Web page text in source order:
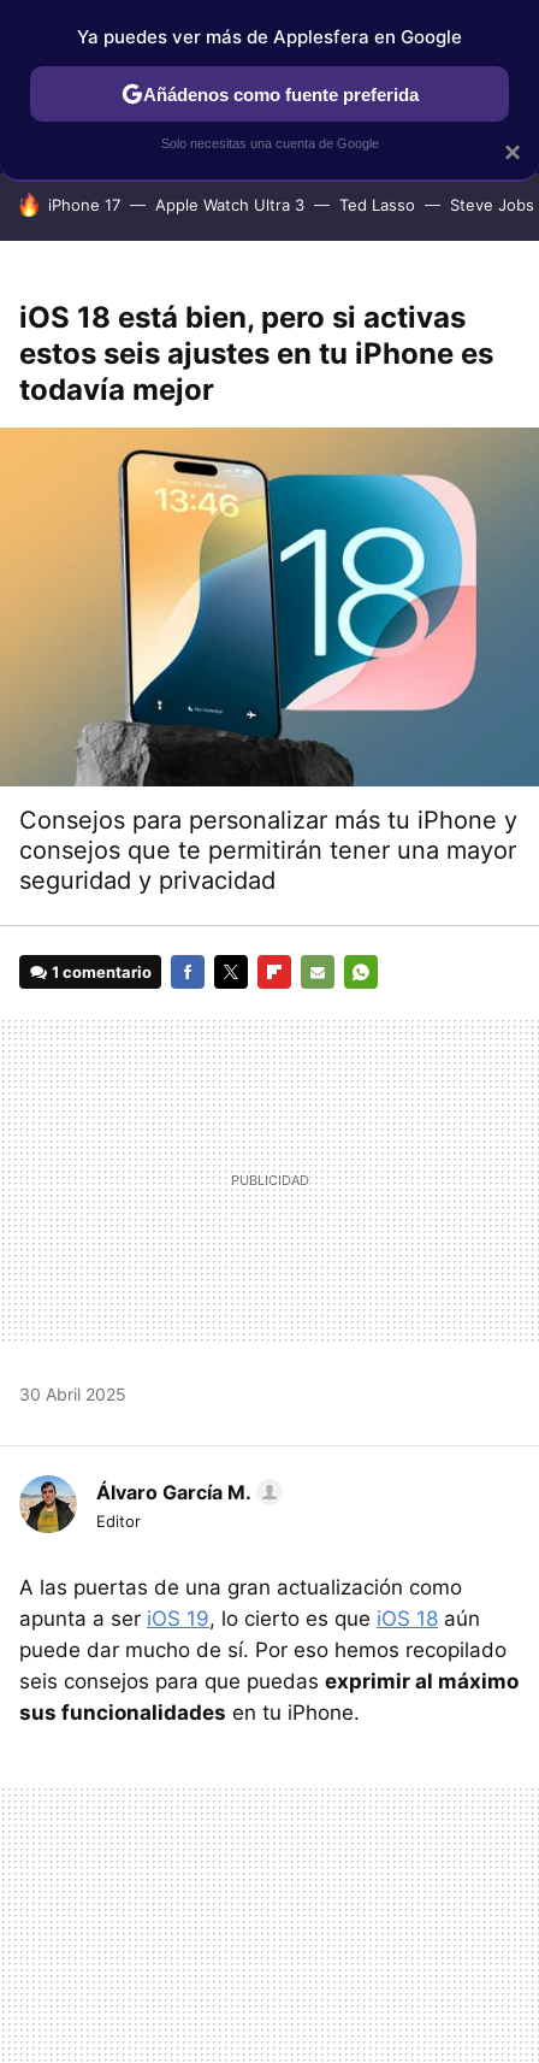
IPHONE TUTORIALES APPLESFERA SELECCIÓN
HOY SE HABLA DE
iPhone 17 Apple Watch Ultra 3 Ted Lasso Steve Jobs
iOS 18 está bien, pero si activas
estos seis ajustes en tu iPhone es
todavía mejor
Consejos para personalizar más tu iPhone y
consejos que te permitirán tener una mayor
seguridad y privacidad
1 comentario
MAIL
30 Abril 2025
Álvaro García M.
Editor
A las puertas de una gran actualización como
apunta a ser iOS 19, lo cierto es que iOS 18 aún
puede dar mucho de sí. Por eso hemos recopilado
seis consejos para que puedas exprimir al máximo
sus funcionalidades en tu iPhone.
×
Ya puedes ver más de Applesfera en Google
Añádenos como fuente preferida
Solo necesitas una cuenta de Google